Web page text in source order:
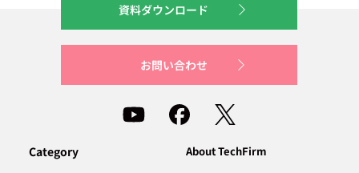
資料ダウンロード
お問い合わせ
Category About TechFirm